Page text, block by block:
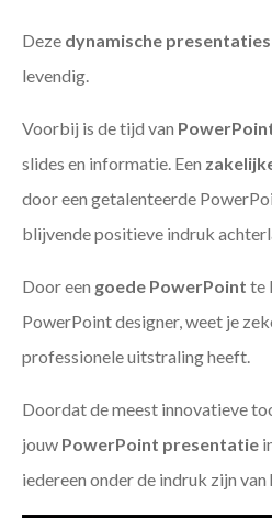
Deze dynamische presentaties
levendig.
Voorbij is de tijd van
slides en informatie. Een
door een getalenteerde
blijvende positieve indruk
Door een goede PowerPoint te
PowerPoint designer, weet je
professionele uitstraling heeft.
Doordat de meest innovatieve
jouw PowerPoint presentatie
iedereen onder de indruk zijn